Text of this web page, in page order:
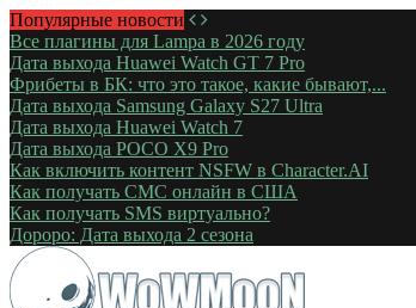
Популярные новости
Все плагины для Lampa в 2026 году
Дата выхода Huawei Watch GT 7 Pro
Фрибеты в БК: что это такое, какие бывают,...
Дата выхода Samsung Galaxy S27 Ultra
Дата выхода Huawei Watch 7
Дата выхода POCO X9 Pro
Как включить контент NSFW в Character.AI
Как получать СМС онлайн в США
Как получать SMS виртуально?
Дороро: Дата выхода 2 сезона